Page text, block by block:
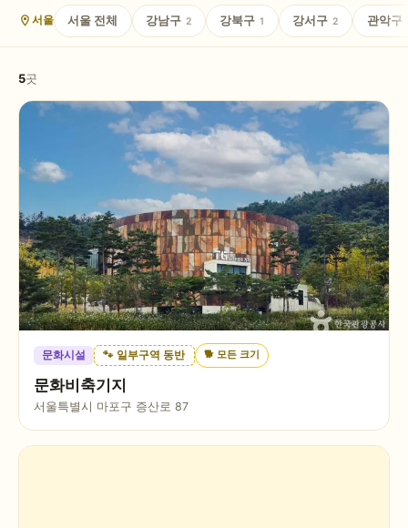
서울 서울 전체 강남구 2 강북구 1 강서구 2 관악구
5곳
문화시설 🐾 일부구역 동반 🐕 모든 크기
문화비축기지
서울특별시 마포구 증산로 87